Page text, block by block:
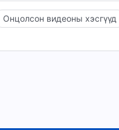
Онцолсон видеоны хэсгүүд